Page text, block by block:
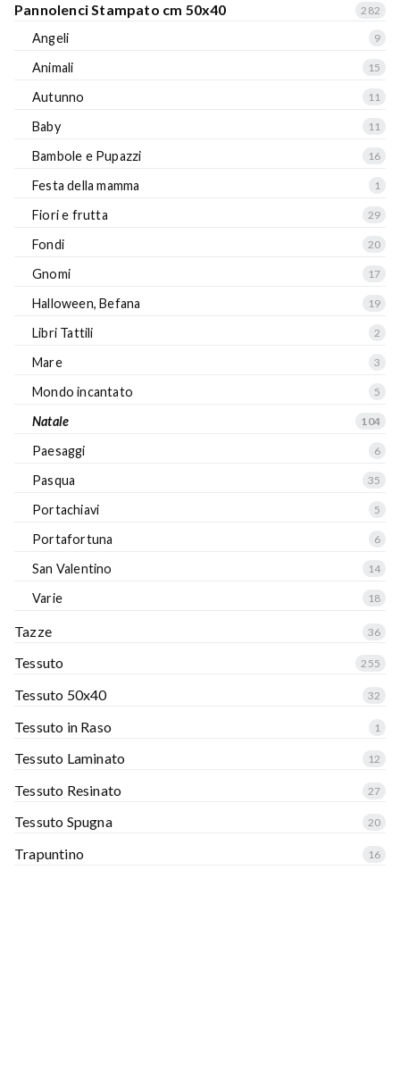
Pannolenci Stampato cm 50x40 282
Angeli 9
Animali 15
Autunno 11
Baby 11
Bambole e Pupazzi 16
Festa della mamma 1
Fiori e frutta 29
Fondi 20
Gnomi 17
Halloween, Befana 19
Libri Tattili 2
Mare 3
Mondo incantato 5
Natale 104
Paesaggi 6
Pasqua 35
Portachiavi 5
Portafortuna 6
San Valentino 14
Varie 18
Tazze 36
Tessuto 255
Tessuto 50x40 32
Tessuto in Raso 1
Tessuto Laminato 12
Tessuto Resinato 27
Tessuto Spugna 20
Trapuntino 16